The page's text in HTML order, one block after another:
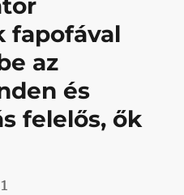
fapofával
az
és
felelős, ők